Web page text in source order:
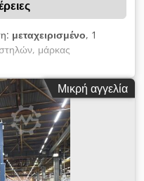
μεταχειρισμένο, 1
μάρκας
φορτίο: 3000 κιλά,
αποσυναρμολόγησης
στις
και την επιτόπια
Κατάσταση:
Μικρή αγγελία